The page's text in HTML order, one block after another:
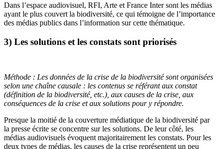
Dans l’espace audiovisuel, RFI, Arte et France Inter sont les médias
ayant le plus couvert la biodiversité, ce qui témoigne de l’importance
des médias publics dans l’information sur cette thématique.
3) Les solutions et les constats sont priorisés
Méthode : Les données de la crise de la biodiversité sont organisées
selon une chaîne causale : les contenus se référant aux constat
(définition de la biodiversité, etc.), aux causes de la crise, aux
conséquences de la crise et aux solutions pour y répondre.
Presque la moitié de la couverture médiatique de la biodiversité par
la presse écrite se concentre sur les solutions. De leur côté, les
médias audiovisuels évoquent majoritairement les constats. Pour les
deux types de médias, les causes de la crise représentent un peu